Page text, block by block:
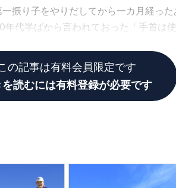
振り子をやりだしてから一カ月経っ
代半ばから言われておった「手首は
の記事は有料会員限定です
読むには有料登録が必要です